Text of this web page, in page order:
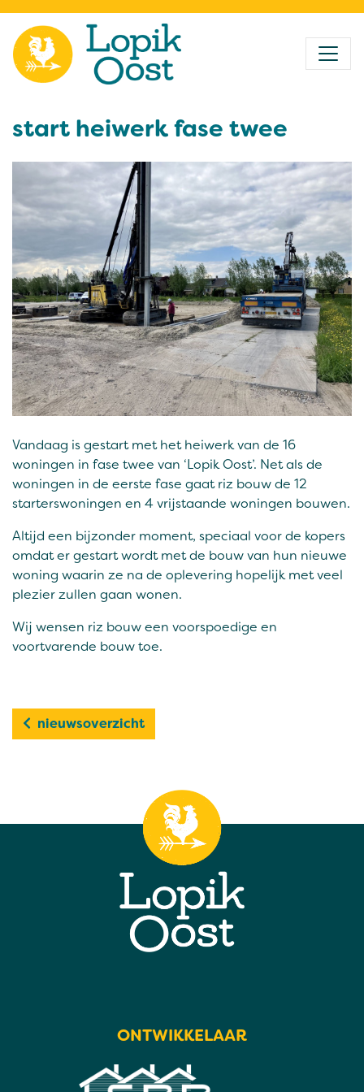
start heiwerk fase twee
Vandaag is gestart met het heiwerk van de 16
woningen in fase twee van ‘Lopik Oost’. Net als de
woningen in de eerste fase gaat riz bouw de 12
starterswoningen en 4 vrijstaande woningen bouwen.
Altijd een bijzonder moment, speciaal voor de kopers
omdat er gestart wordt met de bouw van hun nieuwe
woning waarin ze na de oplevering hopelijk met veel
plezier zullen gaan wonen.
Wij wensen riz bouw een voorspoedige en
voortvarende bouw toe.
nieuwsoverzicht
ONTWIKKELAAR